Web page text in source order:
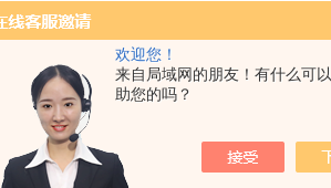
欢迎您！
来自局域网的朋友！有什么可
助您的吗？
测量。
仪 的基本功能是一台多通道的高精度功率测量
相位、能量累计等参数，通常用来测试变频器
车、电气化高速铁路、太阳能光伏逆变发电